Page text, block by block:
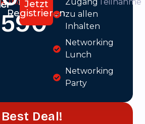
590
Jetzt
Registrierenzu allen
Inhalten
Networking
Lunch
Networking
Party
Best Deal!